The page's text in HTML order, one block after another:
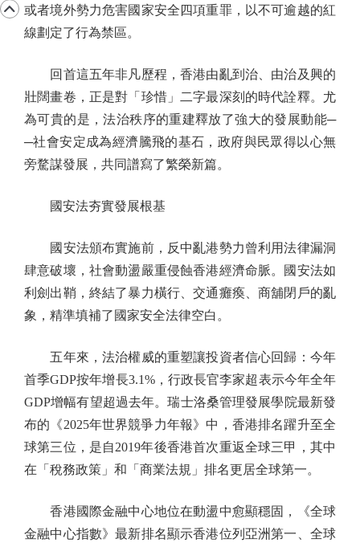
或者境外勢力危害國家安全四項重罪，以不可逾越的紅
線劃定了行為禁區。
回首這五年非凡歷程，香港由亂到治、由治及興的
壯闊畫卷，正是對「珍惜」二字最深刻的時代詮釋。尤
為可貴的是，法治秩序的重建釋放了強大的發展動能─
─社會安定成為經濟騰飛的基石，政府與民眾得以心無
旁騖謀發展，共同譜寫了繁榮新篇。
國安法夯實發展根基
國安法頒布實施前，反中亂港勢力曾利用法律漏洞
肆意破壞，社會動盪嚴重侵蝕香港經濟命脈。國安法如
利劍出鞘，終結了暴力橫行、交通癱瘓、商舖閉戶的亂
象，精準填補了國家安全法律空白。
五年來，法治權威的重塑讓投資者信心回歸：今年
首季GDP按年增長3.1%，行政長官李家超表示今年全年
GDP增幅有望超過去年。瑞士洛桑管理發展學院最新發
布的《2025年世界競爭力年報》中，香港排名躍升至全
球第三位，是自2019年後香港首次重返全球三甲，其中
在「稅務政策」和「商業法規」排名更居全球第一。
香港國際金融中心地位在動盪中愈顯穩固，《全球
金融中心指數》最新排名顯示香港位列亞洲第一、全球